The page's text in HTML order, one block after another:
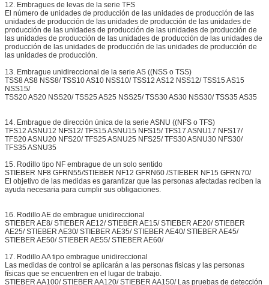
12. Embragues de levas de la serie TFS
El número de unidades de producción de las unidades de producción de las
unidades de producción de las unidades de producción de las unidades de
producción de las unidades de producción de las unidades de producción de
las unidades de producción de las unidades de producción de las unidades de
producción de las unidades de producción de las unidades de producción de
las unidades de producción.
13. Embrague unidireccional de la serie AS ((NSS o TSS)
TSS8 AS8 NSS8/ TSS10 AS10 NSS10/ TSS12 AS12 NSS12/ TSS15 AS15
NSS15/
TSS20 AS20 NSS20/ TSS25 AS25 NSS25/ TSS30 AS30 NSS30/ TSS35 AS35
14. Embrague de dirección única de la serie ASNU ((NFS o TFS)
TFS12 ASNU12 NFS12/ TFS15 ASNU15 NFS15/ TFS17 ASNU17 NFS17/
TFS20 ASNU20 NFS20/ TFS25 ASNU25 NFS25/ TFS30 ASNU30 NFS30/
TFS35 ASNU35
15. Rodillo tipo NF embrague de un solo sentido
STIEBER NF8 GFRN55/STIEBER NF12 GFRN60 /STIEBER NF15 GFRN70/
El objetivo de las medidas es garantizar que las personas afectadas reciben la
ayuda necesaria para cumplir sus obligaciones.
16. Rodillo AE de embrague unidireccional
STIEBER AE8/ STIEBER AE12/ STIEBER AE15/ STIEBER AE20/ STIEBER
AE25/ STIEBER AE30/ STIEBER AE35/ STIEBER AE40/ STIEBER AE45/
STIEBER AE50/ STIEBER AE55/ STIEBER AE60/
17. Rodillo AA tipo embrague unidireccional
Las medidas de control se aplicarán a las personas físicas y las personas
físicas que se encuentren en el lugar de trabajo.
STIEBER AA100/ STIEBER AA120/ STIEBER AA150/ Las pruebas de detección